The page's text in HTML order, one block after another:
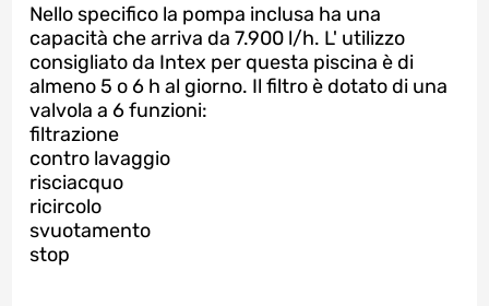
Nello specifico la pompa inclusa ha una
capacità che arriva da 7.900 l/h. L' utilizzo
consigliato da Intex per questa piscina è di
almeno 5 o 6 h al giorno. Il filtro è dotato di una
valvola a 6 funzioni:
filtrazione
contro lavaggio
risciacquo
ricircolo
svuotamento
stop